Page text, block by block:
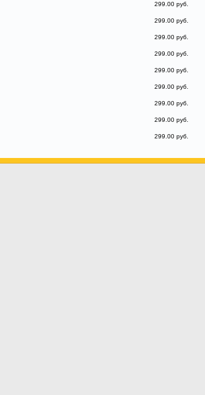
299.00 руб.
299.00 руб.
299.00 руб.
299.00 руб.
299.00 руб.
299.00 руб.
299.00 руб.
299.00 руб.
299.00 руб.